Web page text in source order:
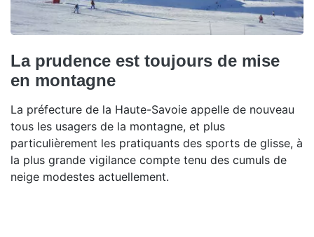
La prudence est toujours de mise
en montagne
La préfecture de la Haute-Savoie appelle de nouveau
tous les usagers de la montagne, et plus
particulièrement les pratiquants des sports de glisse, à
la plus grande vigilance compte tenu des cumuls de
neige modestes actuellement.